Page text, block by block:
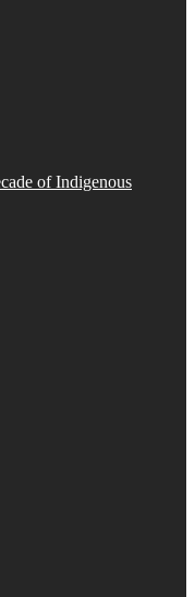
of Indigenous